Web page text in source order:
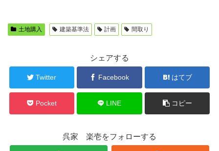
土地購入 建築基準法 計画 間取り
シェアする
Twitter Facebook はてブ
Pocket LINE コピー
呉家 楽壱をフォローする